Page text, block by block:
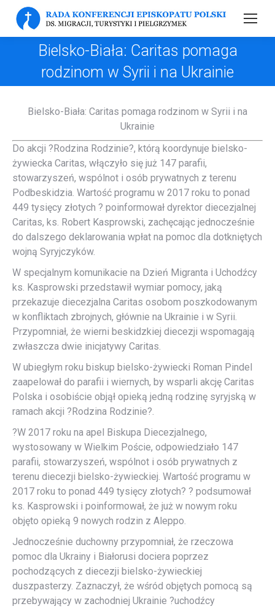
Bielsko-Biała: Caritas pomaga
rodzinom w Syrii i na Ukrainie
Bielsko-Biała: Caritas pomaga rodzinom w Syrii i na
Ukrainie
Do akcji ?Rodzina Rodzinie?, którą koordynuje bielsko-
żywiecka Caritas, włączyło się już 147 parafii,
stowarzyszeń, wspólnot i osób prywatnych z terenu
Podbeskidzia. Wartość programu w 2017 roku to ponad
449 tysięcy złotych ? poinformował dyrektor diecezjalnej
Caritas, ks. Robert Kasprowski, zachęcając jednocześnie
do dalszego deklarowania wpłat na pomoc dla dotkniętych
wojną Syryjczyków.
W specjalnym komunikacie na Dzień Migranta i Uchodźcy
ks. Kasprowski przedstawił wymiar pomocy, jaką
przekazuje diecezjalna Caritas osobom poszkodowanym
w konfliktach zbrojnych, głównie na Ukrainie i w Syrii.
Przypomniał, że wierni beskidzkiej diecezji wspomagają
zwłaszcza dwie inicjatywy Caritas.
W ubiegłym roku biskup bielsko-żywiecki Roman Pindel
zaapelował do parafii i wiernych, by wsparli akcję Caritas
Polska i osobiście objął opieką jedną rodzinę syryjską w
ramach akcji ?Rodzina Rodzinie?.
?W 2017 roku na apel Biskupa Diecezjalnego,
wystosowany w Wielkim Poście, odpowiedziało 147
parafii, stowarzyszeń, wspólnot i osób prywatnych z
terenu diecezji bielsko-żywieckiej. Wartość programu w
2017 roku to ponad 449 tysięcy złotych? ? podsumował
ks. Kasprowski i poinformował, że już w nowym roku
objęto opieką 9 nowych rodzin z Aleppo.
Jednocześnie duchowny przypomniał, że rzeczowa
pomoc dla Ukrainy i Białorusi dociera poprzez
pochodzących z diecezji bielsko-żywieckiej
duszpasterzy. Zaznaczył, że wśród objętych pomocą są
przebywający w zachodniej Ukrainie ?uchodźcy